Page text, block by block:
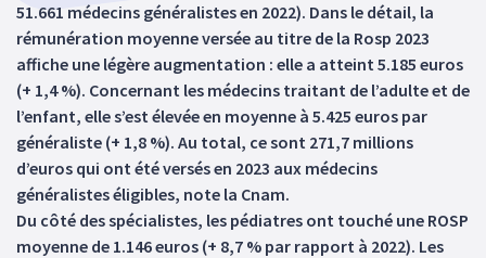
51.661 médecins généralistes en 2022). Dans le détail, la
rémunération moyenne versée au titre de la Rosp 2023
affiche une légère augmentation : elle a atteint 5.185 euros
(+ 1,4 %). Concernant les médecins traitant de l’adulte et de
l’enfant, elle s’est élevée en moyenne à 5.425 euros par
généraliste (+ 1,8 %). Au total, ce sont 271,7 millions
d’euros qui ont été versés en 2023 aux médecins
généralistes éligibles, note la Cnam.
Du côté des spécialistes, les pédiatres ont touché une ROSP
moyenne de 1.146 euros (+ 8,7 % par rapport à 2022). Les